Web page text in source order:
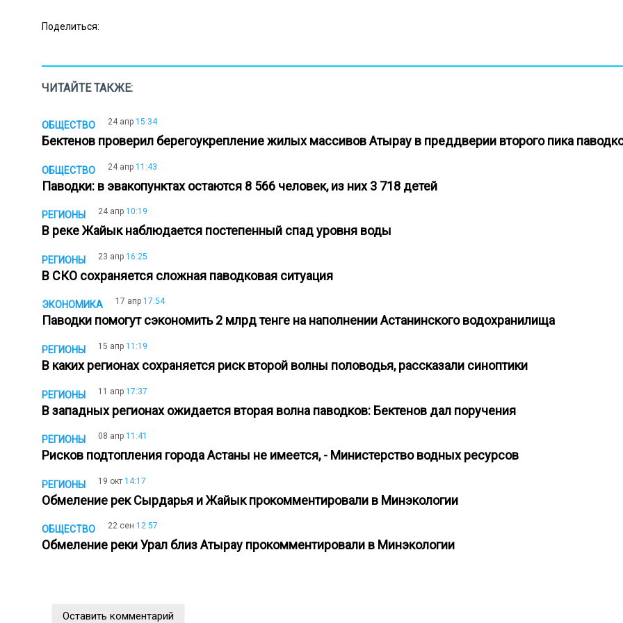
Поделиться:
ЧИТАЙТЕ ТАКЖЕ:
ОБЩЕСТВО 24 апр 15:34
Бектенов проверил берегоукрепление жилых массивов Атырау в преддверии второго пика
ОБЩЕСТВО 24 апр 11:43
Паводки: в эвакопунктах остаются 8 566 человек, из них 3 718 детей
РЕГИОНЫ 24 апр 10:19
В реке Жайык наблюдается постепенный спад уровня воды
РЕГИОНЫ 23 апр 16:25
В СКО сохраняется сложная паводковая ситуация
ЭКОНОМИКА 17 апр 17:54
Паводки помогут сэкономить 2 млрд тенге на наполнении Астанинского водохранилища
РЕГИОНЫ 15 апр 11:19
В каких регионах сохраняется риск второй волны половодья, рассказали синоптики
РЕГИОНЫ 11 апр 17:37
В западных регионах ожидается вторая волна паводков: Бектенов дал поручения
РЕГИОНЫ 08 апр 11:41
Рисков подтопления города Астаны не имеется, - Министерство водных ресурсов
РЕГИОНЫ 19 окт 14:17
Обмеление рек Сырдарья и Жайык прокомментировали в Минэкологии
ОБЩЕСТВО 22 сен 12:57
Обмеление реки Урал близ Атырау прокомментировали в Минэкологии
Оставить комментарий